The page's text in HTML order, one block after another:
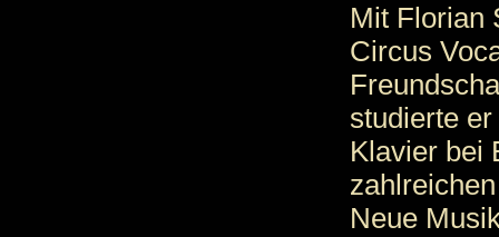
Mit Florian
Circus
studierte
Klavier bei
Neue